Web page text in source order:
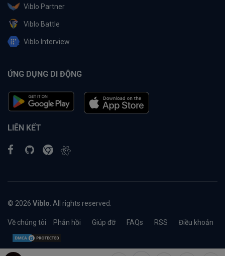
Viblo Partner
Viblo Battle
Viblo Interview
ỨNG DỤNG DI ĐỘNG
LIÊN KẾT
© 2026 Viblo . All rights reserved.
Về chúng tôi Phản hồi Giúp đỡ FAQs RSS Điều khoản